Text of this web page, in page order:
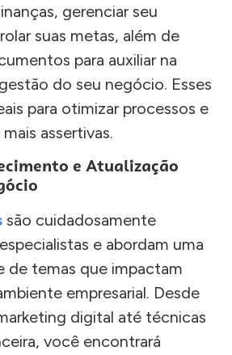
gerenciar seu
suas metas, além de
para auxiliar na
do seu negócio. Esses
para otimizar processos e
assertivas.
e Atualização
são cuidadosamente
e abordam uma
de temas que impactam
empresarial. Desde
digital até técnicas
você encontrará